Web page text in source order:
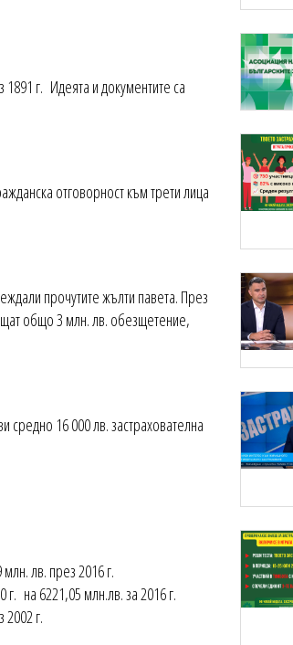
г. Идеята и документите са
отговорност към трети лица
прочутите жълти павета. През
общо 3 млн. лв. обезщетение,
16 000 лв. застрахователна
лв. през 2016 г.
г. на 6221,05 млн.лв. за 2016 г.
2002 г.